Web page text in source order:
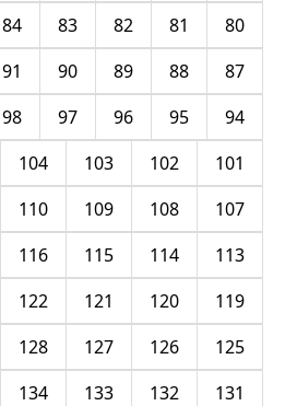
80
81
82
83
84
87
88
89
90
91
94
95
96
97
98
101
102
103
104
107
108
109
110
113
114
115
116
119
120
121
122
125
126
127
128
131
132
133
134